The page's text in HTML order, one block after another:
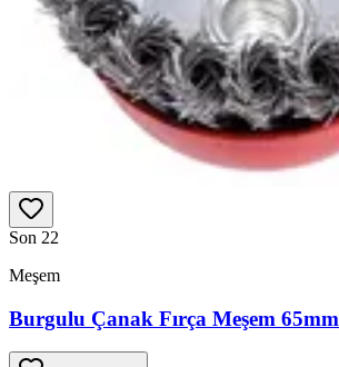
Son 22
Meşem
Burgulu Çanak Fırça Meşem 65mm